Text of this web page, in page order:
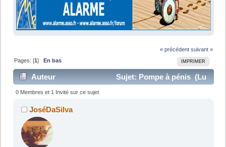
« précédent suivant »
IMPRIMER
Pages: [1] En bas
Auteur
Sujet: Pompe à pénis (Lu
11221 fois)
0 Membres et 1 Invité sur ce sujet
JoséDaSilva